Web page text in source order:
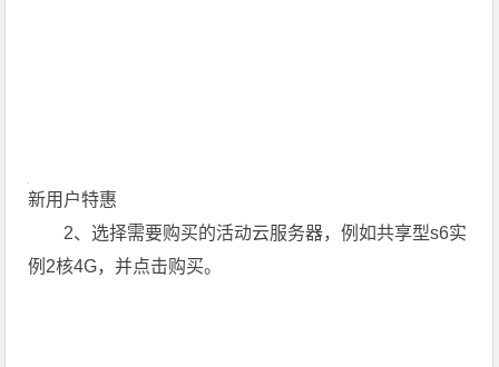
新用户特惠
2、选择需要购买的活动云服务器，例如共享型s6实
例2核4G，并点击购买。